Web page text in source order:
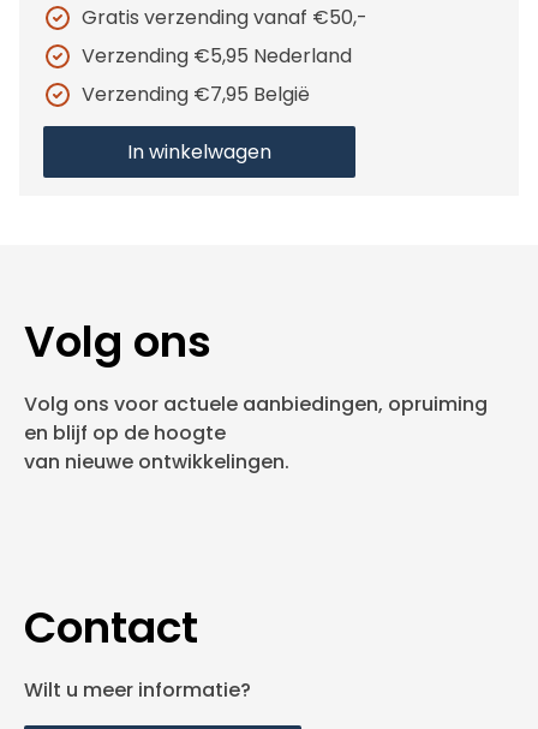
Gratis verzending vanaf €50,-
Verzending €5,95 Nederland
Verzending €7,95 België
In winkelwagen
Volg ons
Volg ons voor actuele aanbiedingen, opruiming
en blijf op de hoogte
van nieuwe ontwikkelingen.
Contact
Wilt u meer informatie?